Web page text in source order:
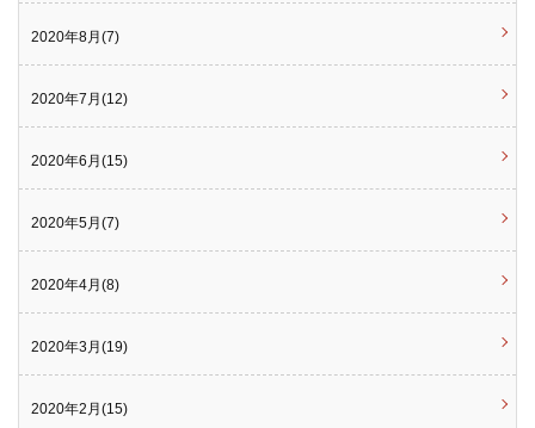
2020年8月(7)
2020年7月(12)
2020年6月(15)
2020年5月(7)
2020年4月(8)
2020年3月(19)
2020年2月(15)